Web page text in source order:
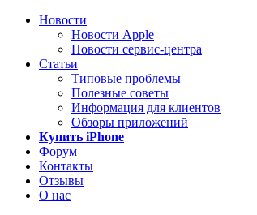
Новости
Новости Apple
Новости сервис-центра
Статьи
Типовые проблемы
Полезные советы
Информация для клиентов
Обзоры приложений
Купить iPhone
Форум
Контакты
Отзывы
О нас